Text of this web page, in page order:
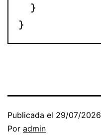
  }
Publicada el 29/07/2026
Por admin